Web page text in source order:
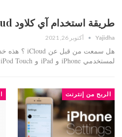
طريقة استخدام آي كلاود iCloud
Yajidha أكتوبر 26, 2021
لمستخدمي iPhone و iPad و iPod Touch و macOS وحتى…
الربح من إنترنت